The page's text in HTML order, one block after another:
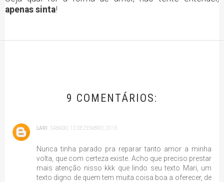
apenas sinta!
9 COMENTÁRIOS:
LARI SÁBADO, 12 DEZEMBRO, 2015
Nunca tinha parado pra reparar tanto amor a minha
volta, que com certeza existe. Acho que preciso prestar
mais atenção nisso kkk que lindo seu texto Mari, um
texto digno de quem tem muita coisa boa a oferecer, de